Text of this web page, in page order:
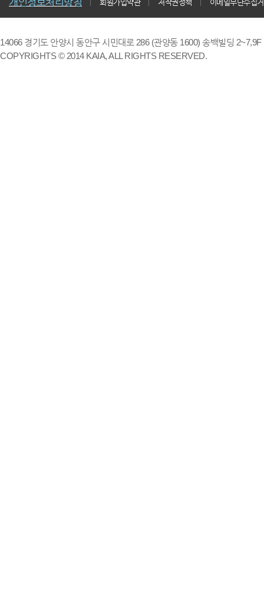
회원가입약관 저작권정책 이메일무단수집
14066 경기도 안양시 동안구 시민대로 286 (관양동 1600) 송백빌딩
COPYRIGHTS © 2014 KAIA, ALL RIGHTS RESERVED.